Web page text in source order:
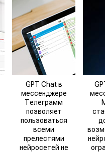
GPT Chat в
мессенджере
Телеграмм
позволяет
пользоваться
всеми
прелестями
нейросетей не